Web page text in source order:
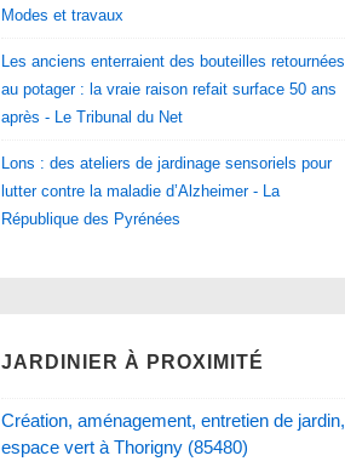
Modes et travaux
Les anciens enterraient des bouteilles retournées
au potager : la vraie raison refait surface 50 ans
après - Le Tribunal du Net
Lons : des ateliers de jardinage sensoriels pour
lutter contre la maladie d’Alzheimer - La
République des Pyrénées
JARDINIER À PROXIMITÉ
Création, aménagement, entretien de jardin,
espace vert à Thorigny (85480)